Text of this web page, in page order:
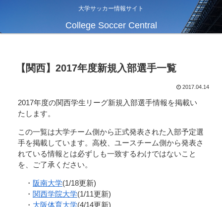
大学サッカー情報サイト
College Soccer Central
【関西】2017年度新規入部選手一覧
2017.04.14
2017年度の関西学生リーグ新規入部選手情報を掲載い
たします。
この一覧は大学チーム側から正式発表された入部予定選
手を掲載しています。高校、ユースチーム側から発表さ
れている情報とは必ずしも一致するわけではないこと
を、ご了承ください。
・ 阪南大学(1/18更新)
・ 関西学院大学(1/11更新)
・ 大阪体育大学(4/14更新)